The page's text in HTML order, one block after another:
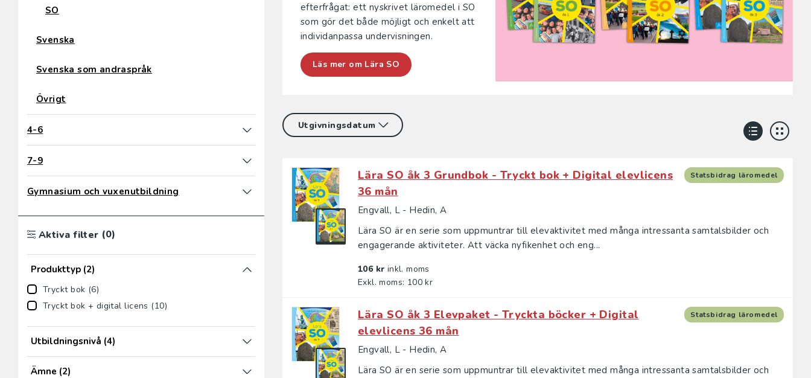
SO
Svenska
Svenska som andraspråk
Övrigt
4-6
7-9
Gymnasium och vuxenutbildning
Aktiva filter (0)
Produkttyp (2)
Tryckt bok (6)
Tryckt bok + digital licens (10)
Utbildningsnivå (4)
Ämne (2)
efterfrågat: ett nyskrivet läromedel i SO
som gör det både möjligt och enkelt att
individ­anpassa undervisningen.
Läs mer om Lära SO
Lära SO åk 3 Grundbok - Tryckt bok + Digital elevlicens
36 mån
Statsbidrag läromedel
Engvall, L - Hedin, A
Lära SO är en serie som uppmuntrar till elevaktivitet med många intressanta samtalsbilder och
engagerande aktiviteter. Att väcka nyfikenhet och eng...
106 kr inkl. moms
Exkl. moms: 100 kr
Lära SO åk 3 Elevpaket - Tryckta böcker + Digital
elevlicens 36 mån
Statsbidrag läromedel
Engvall, L - Hedin, A
Lära SO är en serie som uppmuntrar till elevaktivitet med många intressanta samtalsbilder och